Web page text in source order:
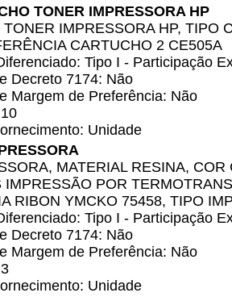
TONER IMPRESSORA HP
IMPRESSORA HP, TIPO
CARTUCHO 2 CE505A
Tipo I - Participação
Decreto 7174: Não
Margem de Preferência: Não
Unidade
MATERIAL RESINA,
IMPRESSÃO POR
RIBON YMCKO 75458, TIPO
Tipo I - Participação
Decreto 7174: Não
Margem de Preferência: Não
Unidade